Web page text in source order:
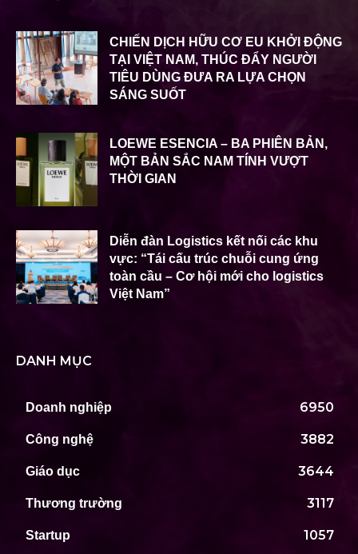
CHIẾN DỊCH HỮU CƠ EU KHỞI ĐỘNG
TẠI VIỆT NAM, THÚC ĐẨY NGƯỜI
TIÊU DÙNG ĐƯA RA LỰA CHỌN
SÁNG SUỐT
LOEWE ESENCIA – BA PHIÊN BẢN,
MỘT BẢN SẮC NAM TÍNH VƯỢT
THỜI GIAN
Diễn đàn Logistics kết nối các khu
vực: “Tái cấu trúc chuỗi cung ứng
toàn cầu – Cơ hội mới cho logistics
Việt Nam”
DANH MỤC
Doanh nghiệp 6950
Công nghệ 3882
Giáo dục 3644
Thương trường 3117
Startup 1057